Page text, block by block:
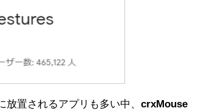
置されるアプリも多い中、 crxMouse